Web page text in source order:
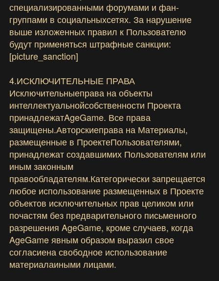
специализированными форумами и фан-
группами в социальныхсетях. За нарушение
выше изложенных правил к Пользователю
будут применяться штрафные санкции:
[picture_sanction]
4.ИСКЛЮЧИТЕЛЬНЫЕ ПРАВА
Исключительныеправа на объекты
интеллектуальнойсобственности Проекта
принадлежатAgeGame. Все права
защищены.Авторскиеправа на Материалы,
размещенные в ПроектеПользователями,
принадлежат создавшимих Пользователям или
иным законным
правообладателям.Категорически запрещается
любое использование размещенных в Проекте
объектов исключительных прав целиком или
почастям без предварительного письменного
разрешения AgeGame, кроме случаев, когда
AgeGame явным образом выразил свое
согласиена свободное использование
материалаиными лицами.